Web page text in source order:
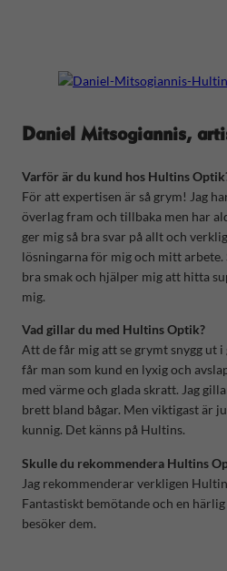
Daniel Mitsogiannis,
Varför är du kund hos Hultins
För att expertisen är så grym! Jag
överlag fram och tillbaka men har
ger mig så bra svar på allt och
lösningarna för mig och mitt
bra smak och hjälper mig att hitta
mig.
Vad gillar du med Hultins Optik?
Att de får mig att se grymt snygg ut
får man som kund en lyxig och
med värme och glada skratt. Jag
brett bland bågar. Men viktigast är
kunnig. Det känns på Hultins.
Skulle du rekommendera Hultins
Jag rekommenderar verkligen
Fantastiskt bemötande och en
besöker dem.